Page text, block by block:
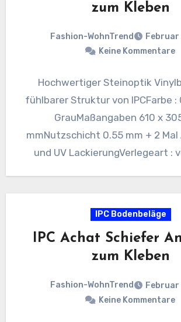
zum Kleben
Fashion-WohnTrend
Februar
Keine Kommentare
Hochwertiger Steinoptik
fühlbarer Struktur von IPCFarbe :
GrauMaßangaben 610 x
mmNutzschicht 0.55 mm + 2
und UV LackierungVerlegeart :
IPC Bodenbeläge
IPC Achat Schiefer
zum Kleben
Fashion-WohnTrend
Februar
Keine Kommentare